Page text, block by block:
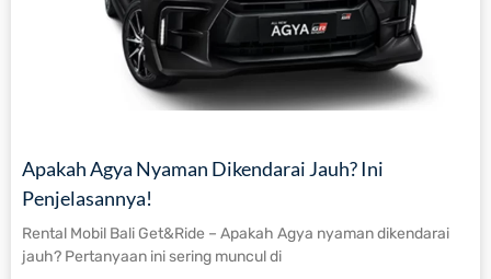
Apakah Agya Nyaman Dikendarai Jauh? Ini
Penjelasannya!
Rental Mobil Bali Get&Ride – Apakah Agya nyaman dikendarai
jauh? Pertanyaan ini sering muncul di